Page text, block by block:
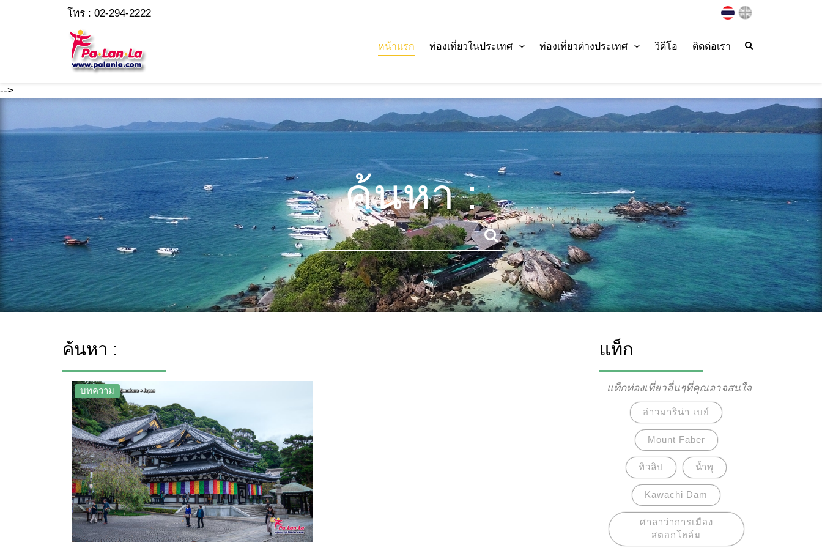
-->
โทร : 02-294-2222
หน้าแรก ท่องเที่ยวในประเทศ ท่องเที่ยวต่างประเทศ วิดีโอ ติดต่อเรา
ค้นหา :
ค้นหา :
บทความ
แท็ก
แท็กท่องเที่ยวอื่นๆที่คุณอาจสนใจ
อ่าวมาริน่า เบย์
Mount Faber
ทิวลิป น้ำพุ
Kawachi Dam
ศาลาว่าการเมือง
สตอกโฮล์ม